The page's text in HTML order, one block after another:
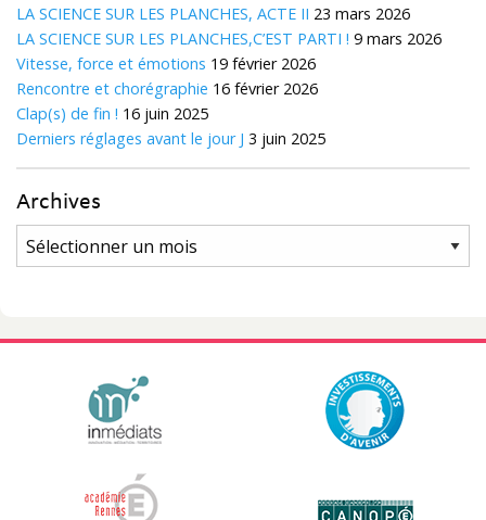
LA SCIENCE SUR LES PLANCHES, ACTE II 23 mars 2026
LA SCIENCE SUR LES PLANCHES,C’EST PARTI ! 9 mars 2026
Vitesse, force et émotions 19 février 2026
Rencontre et chorégraphie 16 février 2026
Clap(s) de fin ! 16 juin 2025
Derniers réglages avant le jour J 3 juin 2025
Archives
Archives